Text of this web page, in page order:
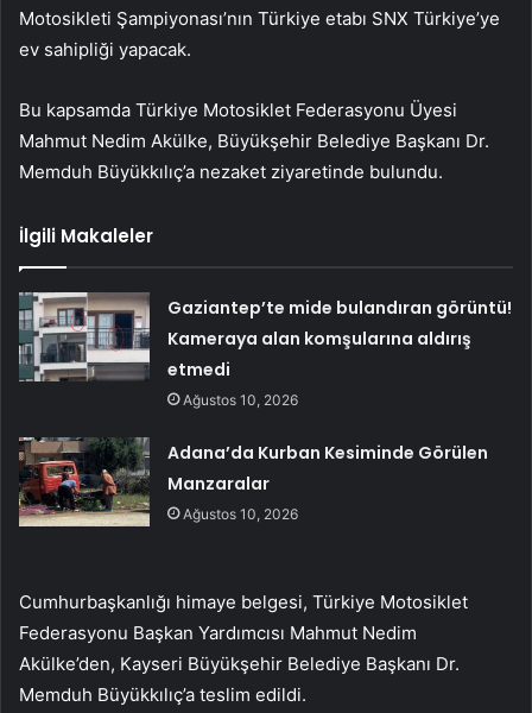
Motosikleti Şampiyonası’nın Türkiye etabı SNX Türkiye’ye
ev sahipliği yapacak.
Bu kapsamda Türkiye Motosiklet Federasyonu Üyesi
Mahmut Nedim Akülke, Büyükşehir Belediye Başkanı Dr.
Memduh Büyükkılıç’a nezaket ziyaretinde bulundu.
İlgili Makaleler
Gaziantep’te mide bulandıran görüntü!
Kameraya alan komşularına aldırış
etmedi
Ağustos 10, 2026
Adana’da Kurban Kesiminde Görülen
Manzaralar
Ağustos 10, 2026
Cumhurbaşkanlığı himaye belgesi, Türkiye Motosiklet
Federasyonu Başkan Yardımcısı Mahmut Nedim
Akülke’den, Kayseri Büyükşehir Belediye Başkanı Dr.
Memduh Büyükkılıç’a teslim edildi.